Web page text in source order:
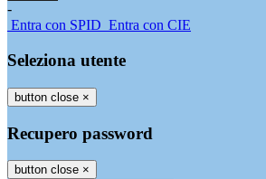
-
Entra con SPID Entra con CIE
Seleziona utente
button close ×
Recupero password
button close ×